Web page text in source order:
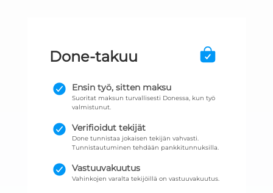
Done-takuu
Ensin työ, sitten maksu
Suoritat maksun turvallisesti Donessa, kun työ
valmistunut.
Verifioidut tekijät
Done tunnistaa jokaisen tekijän vahvasti.
Tunnistautuminen tehdään pankkitunnuksilla.
Vastuuvakuutus
Vahinkojen varalta tekijöillä on vastuuvakuutus.